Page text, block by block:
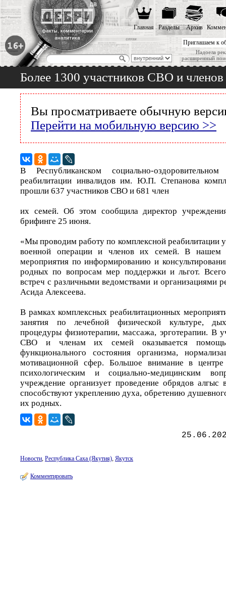
Приглашаем к
Надоела
расширенный
Главная Разделы Архив
Более 1300 участников СВО и
Вы просматриваете обычную
Перейти на мобильную версию >>
В Республиканском социально-
реабилитации инвалидов им. Ю.П. Степанова
прошли 637 участников СВО и 681 член
их семей. Об этом сообщила директор
брифинге 25 июня.
«Мы проводим работу по комплексной реабилитации
военной операции и членов их семей. В нашем
мероприятия по информированию и
родных по вопросам мер поддержки и льгот.
встреч с различными ведомствами и организациями
Асида Алексеева.
В рамках комплексных реабилитационных
занятия по лечебной физической культуре,
процедуры физиотерапии, массажа, эрготерапии. В
СВО и членам их семей оказывается помощь
функционального состояния организма,
мотивационной сфер. Большое внимание в центре
психологическим и социально-медицинским
учреждение организует проведение обрядов
способствуют укреплению духа, обретению
их родных.
Новости, Республика Саха (Якутия), Якутск
Комментировать